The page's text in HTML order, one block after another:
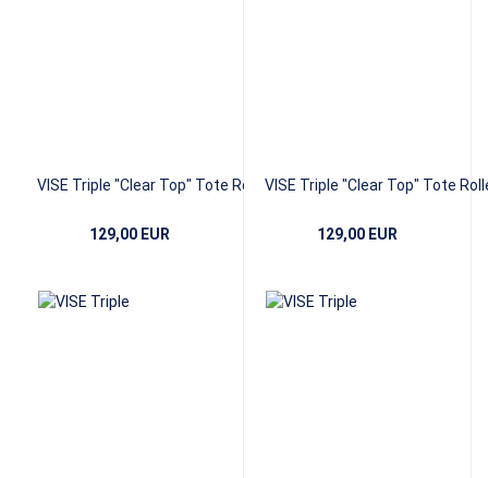
VISE Triple "Clear Top" Tote Roller -
129,00 EUR
VISE Triple "Clear Top" Tote
129,00 EUR